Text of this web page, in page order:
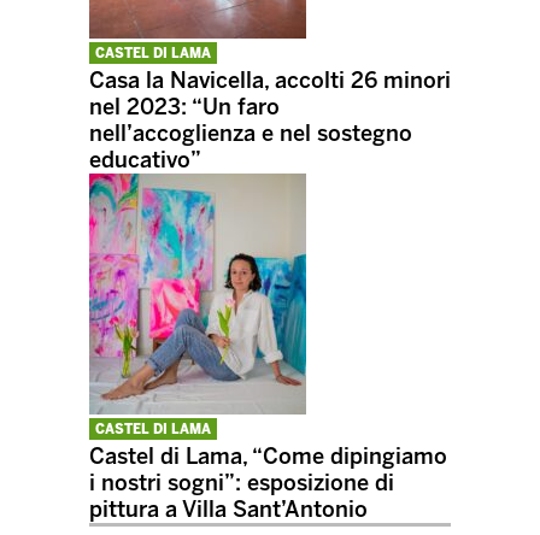
CASTEL DI LAMA
Casa la Navicella, accolti 26 minori
nel 2023: “Un faro
nell’accoglienza e nel sostegno
educativo”
CASTEL DI LAMA
Castel di Lama, “Come dipingiamo
i nostri sogni”: esposizione di
pittura a Villa Sant’Antonio